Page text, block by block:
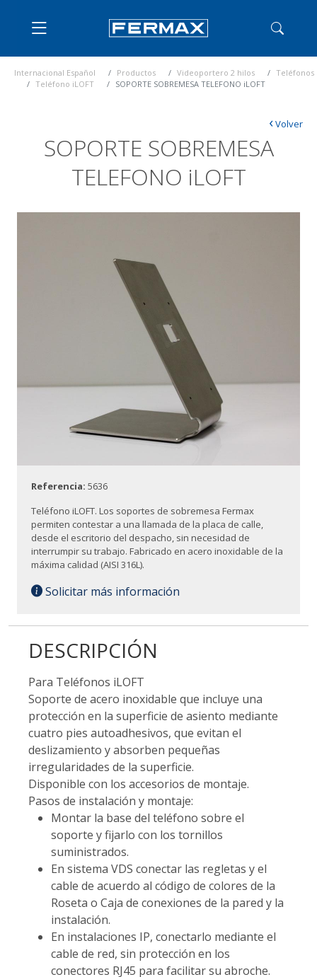
Internacional Español Productos Videoportero 2 hilos
Teléfonos
Teléfono iLOFT
SOPORTE SOBREMESA TELEFONO iLOFT
SOPORTE SOBREMESA
TELEFONO iLOFT
‹Volver
Referencia: 5636
Teléfono iLOFT. Los soportes de sobremesa Fermax
permiten contestar a una llamada de la placa de calle,
desde el escritorio del despacho, sin necesidad de
interrumpir su trabajo. Fabricado en acero inoxidable de la
máxima calidad (AISI 316L).
Solicitar más información
DESCRIPCIÓN
Para Teléfonos iLOFT
Soporte de acero inoxidable que incluye una
protección en la superficie de asiento mediante
cuatro pies autoadhesivos, que evitan el
deslizamiento y absorben pequeñas
irregularidades de la superficie.
Disponible con los accesorios de montaje.
Pasos de instalación y montaje:
Montar la base del teléfono sobre el
soporte y fijarlo con los tornillos
suministrados.
En sistema VDS conectar las regletas y el
cable de acuerdo al código de colores de la
Roseta o Caja de conexiones de la pared y la
instalación.
En instalaciones IP, conectarlo mediante el
cable de red, sin protección en los
conectores RJ45 para facilitar su abroche.